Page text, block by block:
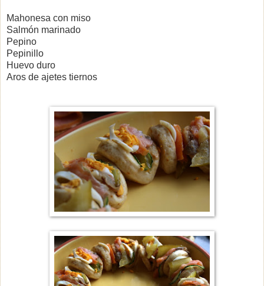
Mahonesa con miso
Salmón marinado
Pepino
Pepinillo
Huevo duro
Aros de ajetes tiernos